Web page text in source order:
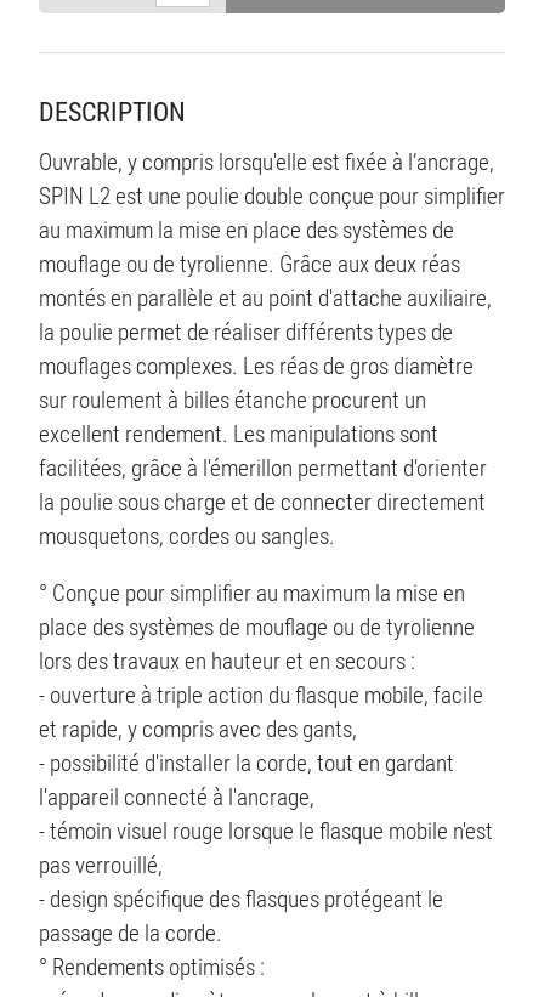
DESCRIPTION
Ouvrable, y compris lorsqu'elle est fixée à l’ancrage,
SPIN L2 est une poulie double conçue pour simplifier
au maximum la mise en place des systèmes de
mouflage ou de tyrolienne. Grâce aux deux réas
montés en parallèle et au point d'attache auxiliaire,
la poulie permet de réaliser différents types de
mouflages complexes. Les réas de gros diamètre
sur roulement à billes étanche procurent un
excellent rendement. Les manipulations sont
facilitées, grâce à l'émerillon permettant d'orienter
la poulie sous charge et de connecter directement
mousquetons, cordes ou sangles.
° Conçue pour simplifier au maximum la mise en
place des systèmes de mouflage ou de tyrolienne
lors des travaux en hauteur et en secours :
- ouverture à triple action du flasque mobile, facile
et rapide, y compris avec des gants,
- possibilité d'installer la corde, tout en gardant
l'appareil connecté à l'ancrage,
- témoin visuel rouge lorsque le flasque mobile n'est
pas verrouillé,
- design spécifique des flasques protégeant le
passage de la corde.
° Rendements optimisés :